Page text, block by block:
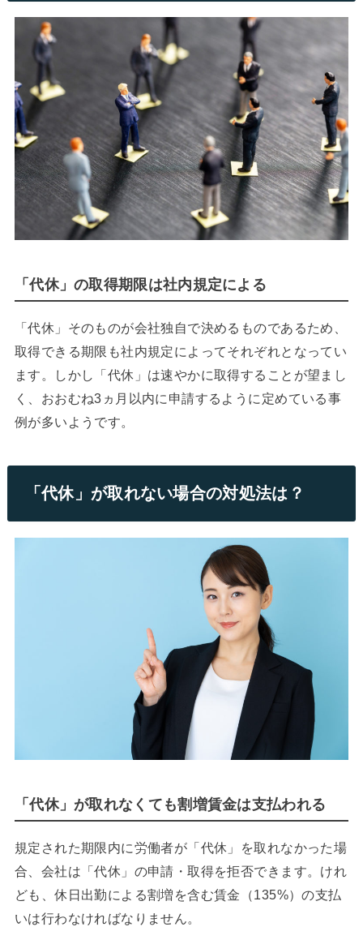
「代休」の取得期限は社内規定による
「代休」そのものが会社独自で決めるものであるため、
取得できる期限も社内規定によってそれぞれとなってい
ます。しかし「代休」は速やかに取得することが望まし
く、おおむね3ヵ月以内に申請するように定めている事
例が多いようです。
「代休」が取れない場合の対処法は？
「代休」が取れなくても割増賃金は支払われる
規定された期限内に労働者が「代休」を取れなかった場
合、会社は「代休」の申請・取得を拒否できます。けれ
ども、休日出勤による割増を含む賃金（135%）の支払
いは行わなければなりません。